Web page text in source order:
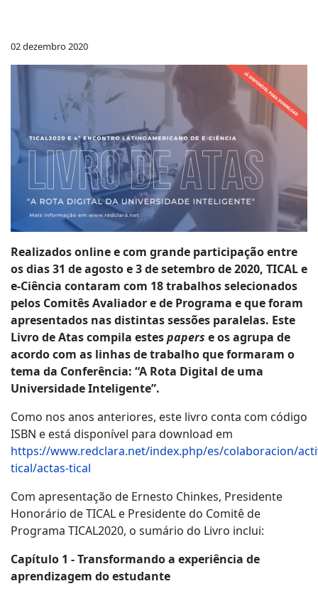
02 dezembro 2020
Realizados online e com grande participação entre
os dias 31 de agosto e 3 de setembro de 2020, TICAL e
e-Ciência contaram com 18 trabalhos selecionados
pelos Comitês Avaliador e de Programa e que foram
apresentados nas distintas sessões paralelas. Este
Livro de Atas compila estespapers e os agrupa de
acordo com as linhas de trabalho que formaram o
tema da Conferência: “A Rota Digital de uma
Universidade Inteligente”.
Como nos anos anteriores, este livro conta com código
ISBN e está disponível para download em
https://www.redclara.net/index.php/es/colaboracion/
tical/actas-tical
Com apresentação de Ernesto Chinkes, Presidente
Honorário de TICAL e Presidente do Comitê de
Programa TICAL2020, o sumário do Livro inclui:
Capítulo 1 - Transformando a experiência de
aprendizagem do estudante